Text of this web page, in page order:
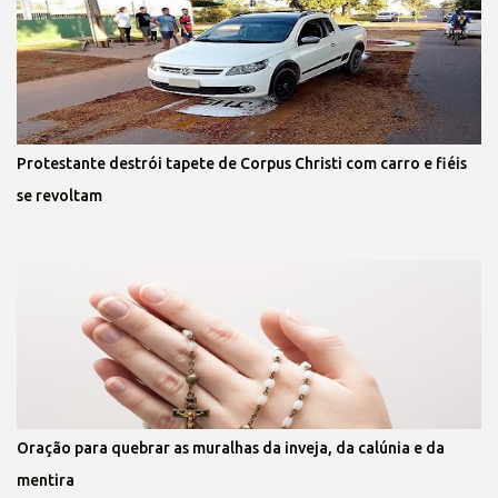
Protestante destrói tapete de Corpus Christi com carro e fiéis
se revoltam
Oração para quebrar as muralhas da inveja, da calúnia e da
mentira